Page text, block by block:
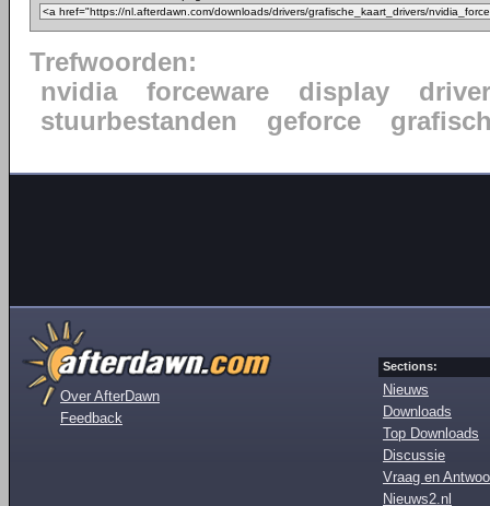
Trefwoorden:
nvidia
forceware display
driver
stuurbestanden
geforce
Over AfterDawn
Feedback
Sections:
Nieuws
Downloads
Top Downloads
Discussie
Vraag en
Nieuws2.nl